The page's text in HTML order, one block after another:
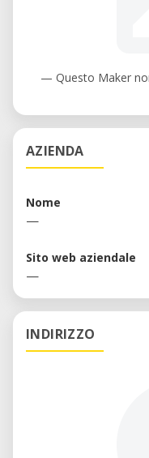
— Questo Maker
AZIENDA
Nome
—
Sito web aziendale
—
INDIRIZZO